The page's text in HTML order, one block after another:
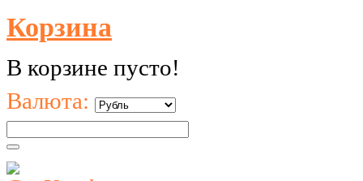
Корзина
В корзине пусто!
Валюта: